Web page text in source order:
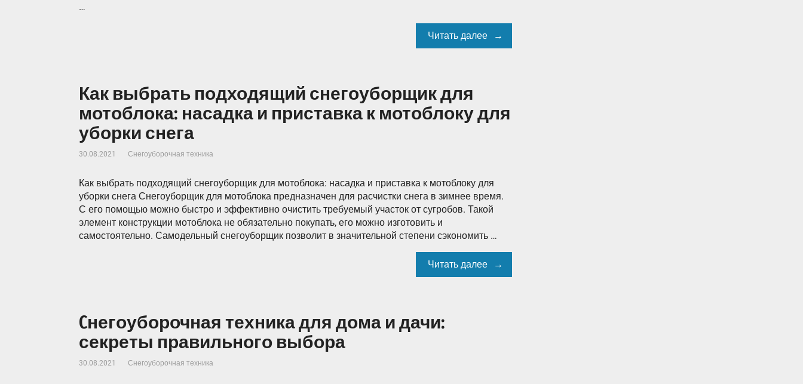
…
Читать далее
Как выбрать подходящий снегоуборщик для
мотоблока: насадка и приставка к мотоблоку для
уборки снега
30.08.2021 Снегоуборочная техника
Как выбрать подходящий снегоуборщик для мотоблока: насадка и приставка к мотоблоку для
уборки снега Снегоуборщик для мотоблока предназначен для расчистки снега в зимнее время.
С его помощью можно быстро и эффективно очистить требуемый участок от сугробов. Такой
элемент конструкции мотоблока не обязательно покупать, его можно изготовить и
самостоятельно. Самодельный снегоуборщик позволит в значительной степени сэкономить …
Читать далее
Cнегоуборочная техника для дома и дачи:
секреты правильного выбора
30.08.2021 Снегоуборочная техника